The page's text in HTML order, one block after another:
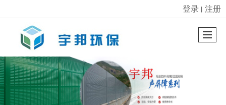
很遗憾，因您的浏览器版本过低导致无法获得最佳浏览体验，推荐下载安装谷歌浏览器！
登录 丨 注册